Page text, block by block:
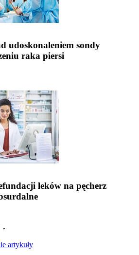
udoskonaleniem sondy
raka piersi
leków na pęcherz
artykuły